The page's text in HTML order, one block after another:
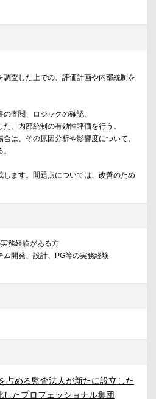
調査した上での、評価計画や内部統制を
査閲、ロジックの確認、
、内部統制の有効性評価を行う。
は、その原因分析や影響度について、
ます。問題点については、改善のため
務経験がある方
ム開発、設計、PG等の実務経験
占める監査法人が新たに設立した
したプロフェッショナル集団